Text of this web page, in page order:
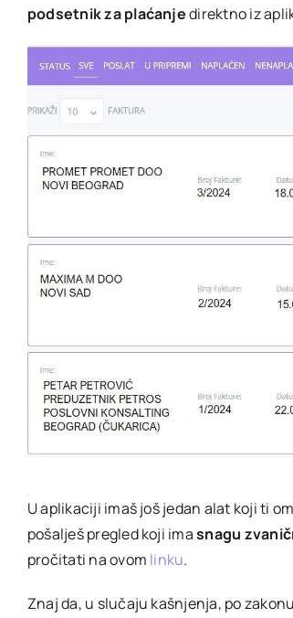
podsetnik za plaćanjedirektno iz
U aplikaciji imaš još jedan alat koji ti
pošalješ pregled koji imasnagu
pročitati na ovom linku.
Znaj da, u slučaju kašnjenja, po